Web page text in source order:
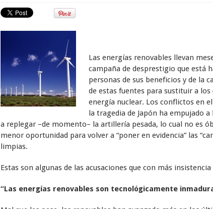
Las energías renovables llevan
campaña de desprestigio que está
personas de sus beneficios y de la
de estas fuentes para sustituir a
energía nuclear. Los conflictos en
la tragedia de Japón ha empujado
a replegar –de momento– la artillería pesada, lo cual no es
menor oportunidad para volver a “poner en evidencia” las
limpias.
Estas son algunas de las acusaciones que con más
“Las energías renovables son tecnológicamente